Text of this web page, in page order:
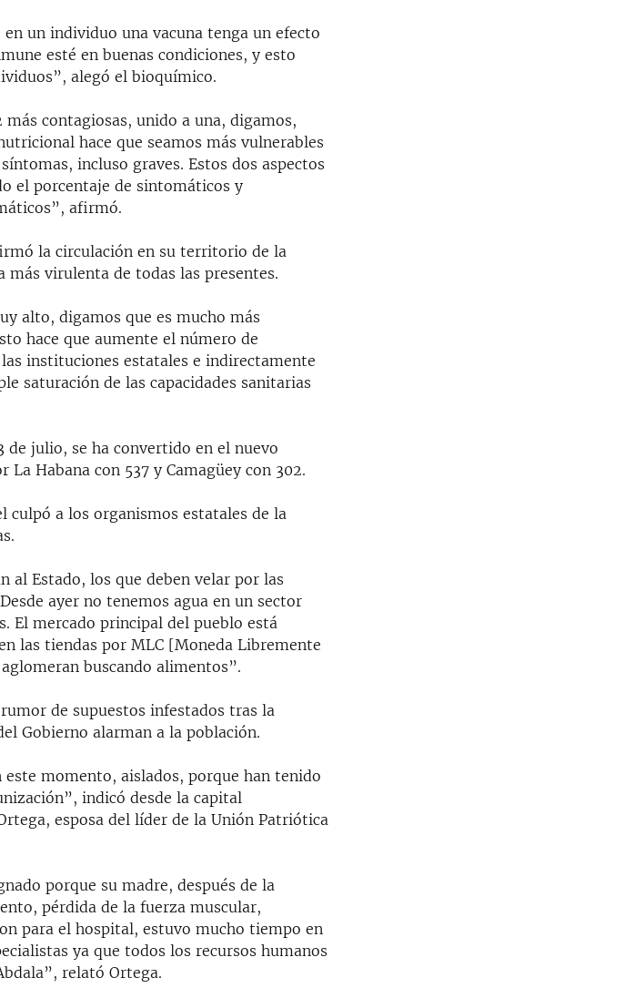
un individuo una vacuna tenga un efecto
esté en buenas condiciones, y esto
alegó el bioquímico.
más contagiosas, unido a una, digamos,
hace que seamos más vulnerables
incluso graves. Estos dos aspectos
el porcentaje de sintomáticos y
afirmó.
la circulación en su territorio de la
más virulenta de todas las presentes.
alto, digamos que es mucho más
hace que aumente el número de
instituciones estatales e indirectamente
saturación de las capacidades sanitarias
de julio, se ha convertido en el nuevo
Habana con 537 y Camagüey con 302.
culpó a los organismos estatales de la
al Estado, los que deben velar por las
ayer no tenemos agua en un sector
El mercado principal del pueblo está
las tiendas por MLC [Moneda Libremente
buscando alimentos”.
de supuestos infestados tras la
Gobierno alarman a la población.
este momento, aislados, porque han tenido
indicó desde la capital
esposa del líder de la Unión Patriótica
porque su madre, después de la
pérdida de la fuerza muscular,
para el hospital, estuvo mucho tiempo en
ya que todos los recursos humanos
relató Ortega.